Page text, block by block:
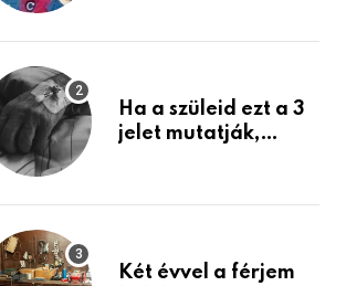
mint azt el tudnád
Ha a szüleid ezt a 3
jelet mutatják,
Készülj fel arra, ami
Két évvel a férjem